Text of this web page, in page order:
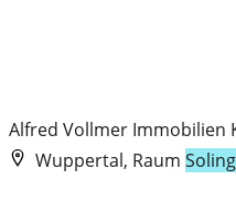
Alfred Vollmer Immobilien
Wuppertal, Raum